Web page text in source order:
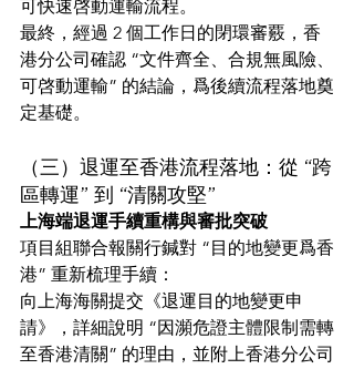
可快速啓動運輸流程。
最終，經過 2 個工作日的閉環審覈，香
港分公司確認 “文件齊全、合規無風險、
可啓動運輸” 的結論，爲後續流程落地奠
定基礎。
（三）退運至香港流程落地：從 “跨
區轉運” 到 “清關攻堅”
上海端退運手續重構與審批突破
項目組聯合報關行鍼對 “目的地變更爲香
港” 重新梳理手續：
向上海海關提交《退運目的地變更申
請》，詳細說明 “因瀕危證主體限制需轉
至香港清關” 的理由，並附上香港分公司